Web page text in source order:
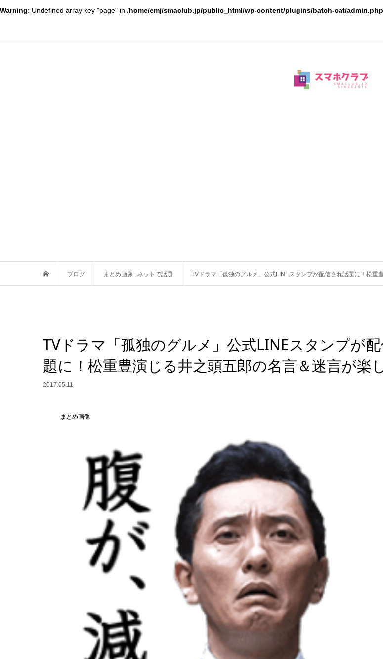
Warning: Undefined array key "page" in /home/emj/smaclub.jp/public_html/wp-content/plugins/batch-cat/admin.php
ブログ まとめ画像 , ネットで話題 TVドラマ「孤独のグルメ」公式LINEスタンプが配信され話題に！松重
TVドラマ「孤独のグルメ」公式LINEスタンプが
題に！松重豊演じる井之頭五郎の名言＆迷言が楽
2017.05.11
まとめ画像